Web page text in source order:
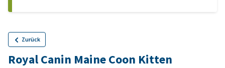
Zurück
Royal Canin Maine Coon Kitten